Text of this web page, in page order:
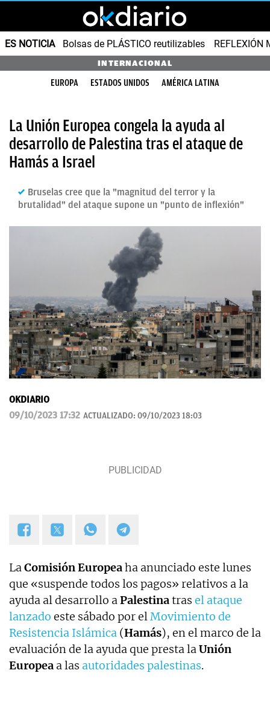
ES NOTICIA Bolsas de PLÁSTICO reutilizables REFLEXIÓN
INTERNACIONAL
EUROPA ESTADOS UNIDOS AMÉRICA LATINA
La Unión Europea congela la ayuda al
desarrollo de Palestina tras el ataque de
Hamás a Israel
Bruselas cree que la "magnitud del terror y la
brutalidad" del ataque supone un "punto de inflexión"
OKDIARIO
09/10/2023 17:32 ACTUALIZADO: 09/10/2023 18:03
LaComisión Europeaha anunciado este lunes
que «suspende todos los pagos» relativos a la
ayuda al desarrollo aPalestinatras el ataque
lanzado este sábado por elMovimiento de
Resistencia Islámica (Hamás), en el marco de la
evaluación de la ayuda que presta laUnión
Europea a las autoridades palestinas.